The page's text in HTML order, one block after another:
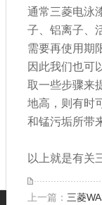
通常三菱电泳
子、铝离子、
需要再使用期
因此我们也可
取一些步骤来
地高，则有时
和锰污垢所带
以上就是有关
上一篇： 三菱